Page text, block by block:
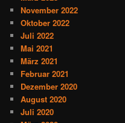
November 2022
Oktober 2022
Juli 2022
Mai 2021
März 2021
Februar 2021
Dezember 2020
August 2020
Juli 2020